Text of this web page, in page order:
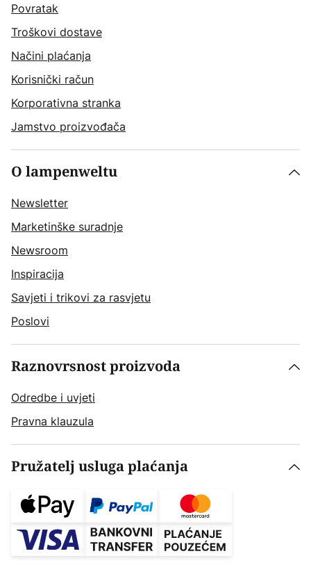
Povratak
Troškovi dostave
Načini plaćanja
Korisnički račun
Korporativna stranka
Jamstvo proizvođača
O lampenweltu
Newsletter
Marketinške suradnje
Newsroom
Inspiracija
Savjeti i trikovi za rasvjetu
Poslovi
Raznovrsnost proizvoda
Odredbe i uvjeti
Pravna klauzula
Pružatelj usluga plaćanja